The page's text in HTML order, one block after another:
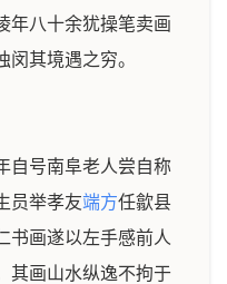
年八十余犹操笔卖画
其境遇之穷。
自号南阜老人尝自称
员举孝友端方任歙县
书画遂以左手感前人
其画山水纵逸不拘于